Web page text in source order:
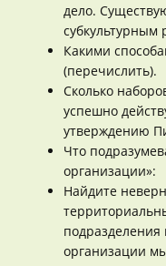
дело.
субкультурным
Какими
(перечислить).
Сколько
успешно
утверждению
Что
организации»:
Найдите
организации